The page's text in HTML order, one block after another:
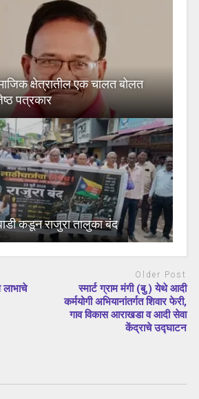
क्षेत्रातील एक चालत बोलत
पत्रकार
कडून राजुरा तालुका बंद
लाभाचे
Older Post
स्मार्ट ग्राम मंगी (बु.) येथे आदी
कर्मयोगी अभियानांतर्गत शिवार फेरी,
गाव विकास आराखडा व आदी सेवा
केंद्राचे उद्घाटन